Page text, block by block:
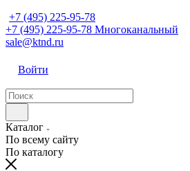
+7 (495) 225-95-78
+7 (495) 225-95-78 Многоканальный
sale@ktnd.ru
Войти
Каталог
По всему сайту
По каталогу